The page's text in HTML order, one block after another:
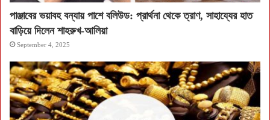
পাঞ্জাবের ভয়াবহ বন্যায় পাশে বলিউড: প্রার্থনা থেকে ত্রাণ, সাহায্যের হাত
বাড়িয়ে দিলেন শাহরুখ-আলিয়া
September 4, 2025